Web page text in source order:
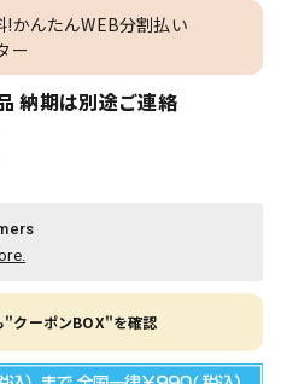
かんたんWEB分割払い
ー
納期は別途ご連絡
"クーポンBOX"を確認